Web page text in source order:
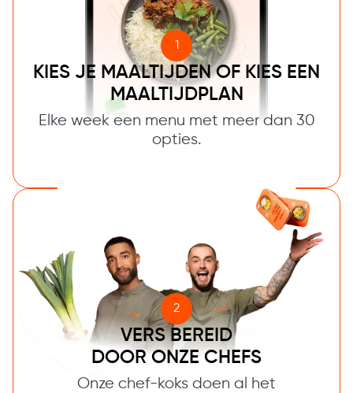
1
KIES JE MAALTIJDEN OF KIES EEN
MAALTIJDPLAN
Elke week een menu met meer dan 30
opties.
2
VERS BEREID
DOOR ONZE CHEFS
Onze chef-koks doen al het